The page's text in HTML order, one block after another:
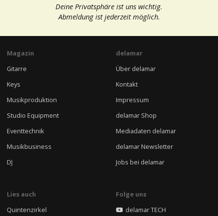
Deine Privatsphäre ist uns wichtig.
Abmeldung ist jederzeit möglich.
Magazin
Gitarre
Keys
Musikproduktion
Studio Equipment
Eventtechnik
Musikbusiness
DJ
delamar
Über delamar
Kontakt
Impressum
delamar Shop
Mediadaten delamar
delamar Newsletter
Jobs bei delamar
Lies auch
Quintenzirkel
Folge uns
delamar TECH